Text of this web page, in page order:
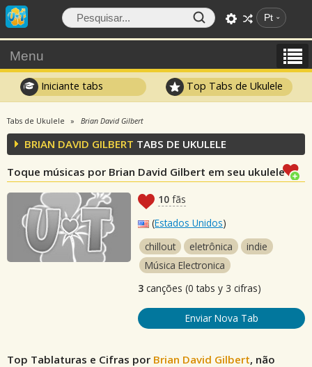
Pt
Menu
Iniciante tabs Top Tabs de Ukulele
Tabs de Ukulele Brian David Gilbert
BRIAN DAVID GILBERT TABS DE UKULELE
Toque músicas por Brian David Gilbert em seu ukulele
10 fãs
(Estados Unidos)
chillout
eletrônica
indie
Música Electronica
3 canções (0 tabs y 3 cifras)
Enviar Nova Tab
Top Tablaturas e Cifras por Brian David Gilbert, não